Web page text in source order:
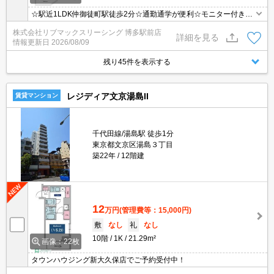
☆駅近1LDK仲御徒町駅徒歩2分☆通勤通学が便利☆モニター付きイ
ンターホン・オートロックで設備充実☆
株式会社リブマックスリーシング 博多駅前店
情報更新日 2026/08/09
詳細を見る
残り45件を表示する
賃貸マンション レジディア文京湯島II
千代田線/湯島駅 徒歩1分
東京都文京区湯島３丁目
築22年
12階建
画像：22枚
12万円(管理費等：15,000円)
敷
なし 礼
なし
10階
1K 21.29m²
タウンハウジング新大久保店でご予約受付中！